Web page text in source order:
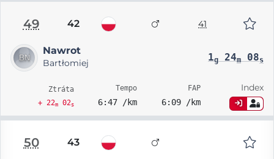
49 42 41
Nawrot
Bartłomiej 1g24m08s
Ztráta
+ 22m02s
Tempo
6:47 /km
FAP
6:09 /km
Index
50 43